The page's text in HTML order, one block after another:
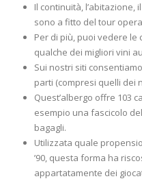
Il continuità, l’abitazione,
sono a fitto del tour
Per di più, puoi vedere
qualche dei migliori vini
Sui nostri siti
parti (compresi quelli dei
Quest’albergo offre 103
esempio una fascicolo
bagagli.
Utilizzata quale
’90, questa forma ha
appartatamente dei